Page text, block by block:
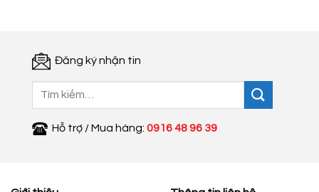
Đăng ký nhận tin
Tìm
Hỗ trợ / Mua hàng: 0916 48 96 39